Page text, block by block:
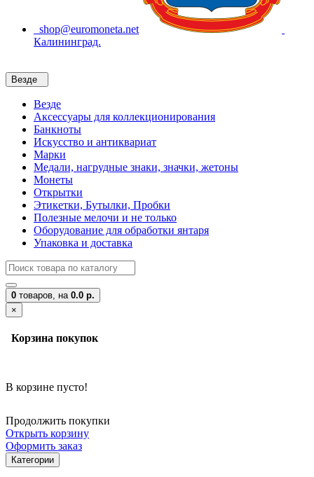
shop@euromoneta.net
Калининград.
Везде
Везде
Аксессуары для коллекционирования
Банкноты
Искусство и антиквариат
Марки
Медали, нагрудные знаки, значки, жетоны
Монеты
Открытки
Этикетки, Бутылки, Пробки
Полезные мелочи и не только
Оборудование для обработки янтаря
Упаковка и доставка
0 товаров, на 0.0 р.
×
Корзина покупок
В корзине пусто!
Продолжить покупки
Открыть корзину
Оформить заказ
Категории